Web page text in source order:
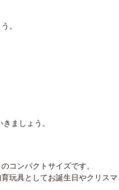
。
ましょう。
コンパクトサイズです。
玩具としてお誕生日やクリスマ